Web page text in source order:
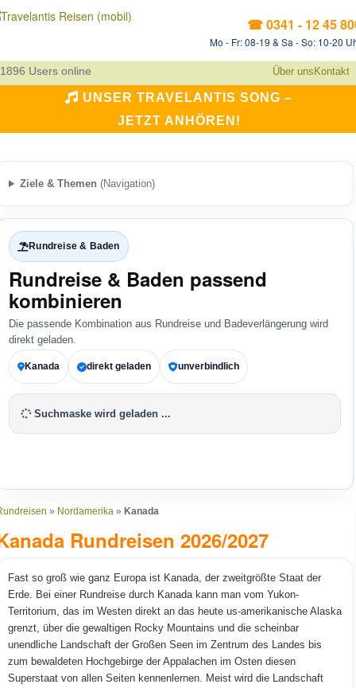
☎ 0341 - 12 45
Mo - Fr: 08-19 & Sa - So: 10-20
1896 Users online Über uns Kontakt
UNSER TRAVELANTIS SONG –
JETZT ANHÖREN!
Ziele & Themen (Navigation)
Rundreise & Baden
Rundreise & Baden passend
kombinieren
Die passende Kombination aus Rundreise und Badeverlängerung wird
direkt geladen.
Kanada direkt geladen unverbindlich
Suchmaske wird geladen ...
» Nordamerika » Kanada
Rundreisen 2026/2027
Fast so groß wie ganz Europa ist Kanada, der zweitgrößte Staat der
Erde. Bei einer Rundreise durch Kanada kann man vom Yukon-
Territorium, das im Westen direkt an das heute us-amerikanische Alaska
grenzt, über die gewaltigen Rocky Mountains und die scheinbar
unendliche Landschaft der Großen Seen im Zentrum des Landes bis
zum bewaldeten Hochgebirge der Appalachen im Osten diesen
Superstaat von allen Seiten kennenlernen. Meist wird die Landschaft